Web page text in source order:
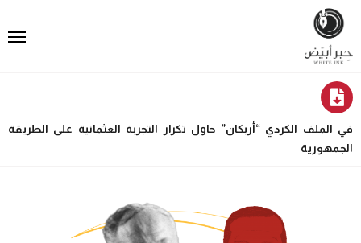
في الملف الكردي “أربكان” حاول تكرار التجربة العثمانية على الطريقة
الجمهورية